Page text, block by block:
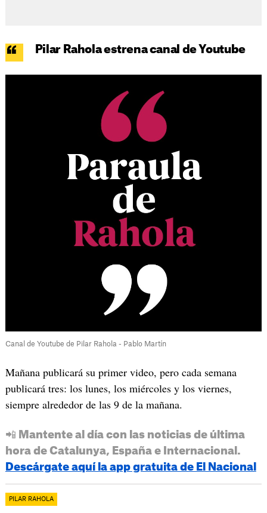
Pilar Rahola estrena canal de Youtube
Canal de Youtube de Pilar Rahola - Pablo Martín
Mañana publicará su primer video, pero cada semana
publicará tres: los lunes, los miércoles y los viernes,
siempre alrededor de las 9 de la mañana.
📲 Mantente al día con las noticias de última
hora de Catalunya, España e Internacional.
Descárgate aquí la app gratuita de El Nacional
PILAR RAHOLA